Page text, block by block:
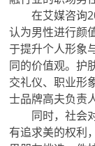
在艾媒咨询
认为男性进行颜
于提升个人形象
同的价值观。护
交礼仪、职业形
士品牌高夫负责
同时，社会
有追求美的权利